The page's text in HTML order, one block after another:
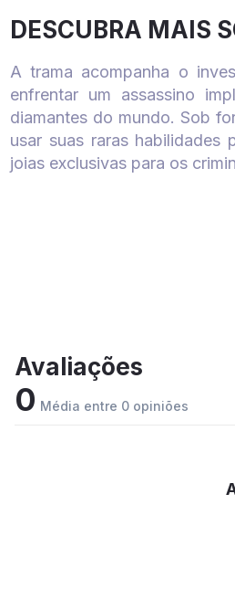
DESCUBRA MAIS
A trama acompanha o
enfrentar um assassino
diamantes do mundo. Sob
usar suas raras habilidades
joias exclusivas para os
Avaliações
0 Média entre 0 opiniões